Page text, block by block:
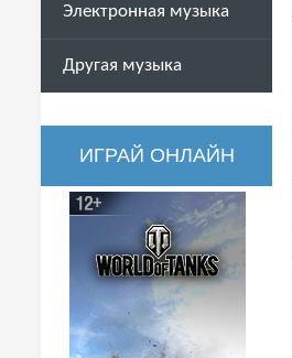
Электронная музыка
Другая музыка
ИГРАЙ ОНЛАЙН